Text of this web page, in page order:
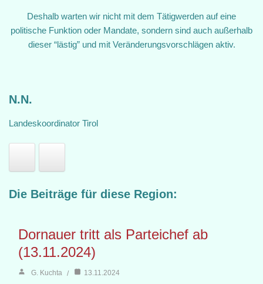
Deshalb warten wir nicht mit dem Tätigwerden auf eine
politische Funktion oder Mandate, sondern sind auch außerhalb
dieser “lästig” und mit Veränderungsvorschlägen aktiv.
N.N.
Landeskoordinator Tirol
Die Beiträge für diese Region:
Dornauer tritt als Parteichef ab
(13.11.2024)
G. Kuchta 13.11.2024